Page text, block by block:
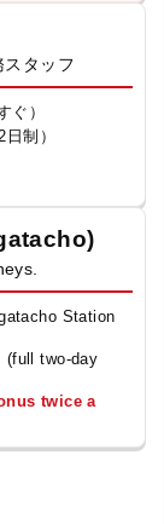
タッフ
ぐ）
制）
Station
(full two-day
twice a